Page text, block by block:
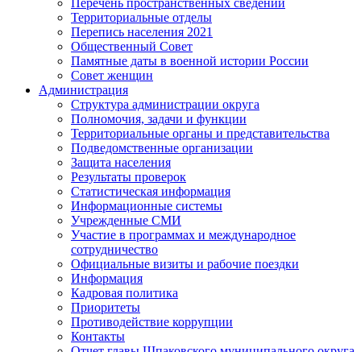
Перечень пространственных сведений
Территориальные отделы
Перепись населения 2021
Общественный Совет
Памятные даты в военной истории России
Совет женщин
Администрация
Структура администрации округа
Полномочия, задачи и функции
Территориальные органы и представительства
Подведомственные организации
Защита населения
Результаты проверок
Статистическая информация
Информационные системы
Учрежденные СМИ
Участие в программах и международное
сотрудничество
Официальные визиты и рабочие поездки
Информация
Кадровая политика
Приоритеты
Противодействие коррупции
Контакты